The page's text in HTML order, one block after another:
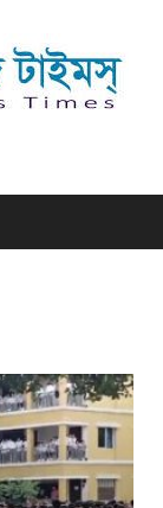
| Sylhet